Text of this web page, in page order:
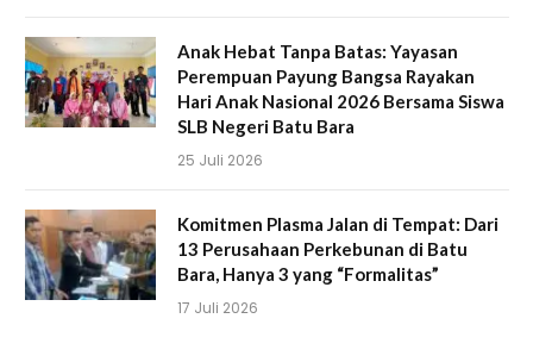
Anak Hebat Tanpa Batas: Yayasan
Perempuan Payung Bangsa Rayakan
Hari Anak Nasional 2026 Bersama Siswa
SLB Negeri Batu Bara
25 Juli 2026
Komitmen Plasma Jalan di Tempat: Dari
13 Perusahaan Perkebunan di Batu
Bara, Hanya 3 yang “Formalitas”
17 Juli 2026